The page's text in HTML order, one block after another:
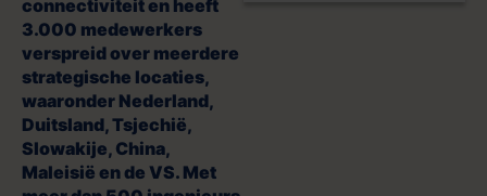
connectiviteit en heeft
3.000 medewerkers
verspreid over meerdere
strategische locaties,
waaronder Nederland,
Duitsland, Tsjechië,
Slowakije, China,
Maleisië en de VS. Met